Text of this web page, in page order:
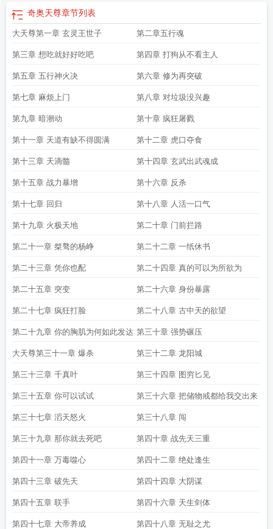
尊免费阅读全文大天尊极巅八世轮回印
尊txt免费遮天无极大天尊大天尊宣众文武仙卿翻译斗破苍穹九大天尊大天尊
者是什么签仙逆中大天尊是什么修为 大天尊之阳 仙逆
界 大天尊为什么不现身 大天尊斗破苍穹 大天尊百度百科龙十三
大天尊大天尊玄穹高上帝 遮天之无极大天尊
奇奥天尊章节列表
大天尊第一章 玄灵王世子 第二章五行魂
第三章 想吃就好好吃吧 第四章 打狗从不看主人
第五章 五行神火决 第六章 修为再突破
第七章 麻烦上门 第八章 对垃圾没兴趣
第九章 暗潮动 第十章 疯狂屠戮
第十一章 天道有缺不得圆满 第十二章 虎口夺食
第十三章 天滴髓 第十四章 玄武出武魂成
第十五章 战力暴增 第十六章 反杀
第十七章 回归 第十八章 人活一口气
第十九章 火极天地 第二十章 门前拦路
第二十一章 桀骜的杨峥 第二十二章 一纸休书
第二十三章 凭你也配 第二十四章 真的可以为所欲为
第二十五章 突变 第二十六章 身份暴露
第二十七章 疯狂打脸 第二十八章 古中天的欲望
第二十九章 你的胸肌为何如此发达 第三十章 强势碾压
大天尊第三十一章 爆杀 第三十二章 龙阳城
第三十三章 千真叶 第三十四章 图穷匕见
第三十五章 你可以试试 第三十六章 把储物戒都给我交出来
第三十七章 滔天怒火 第三十八章 闯
第三十九章 那你就去死吧 第四十章 战先天三重
第四十一章 万毒噬心 第四十二章 绝处逢生
第四十三章 破先天 第四十四章 大阴谋
第四十五章 联手 第四十六章 天生剑体
第四十七章 大帝养成 第四十八章 无耻之尤